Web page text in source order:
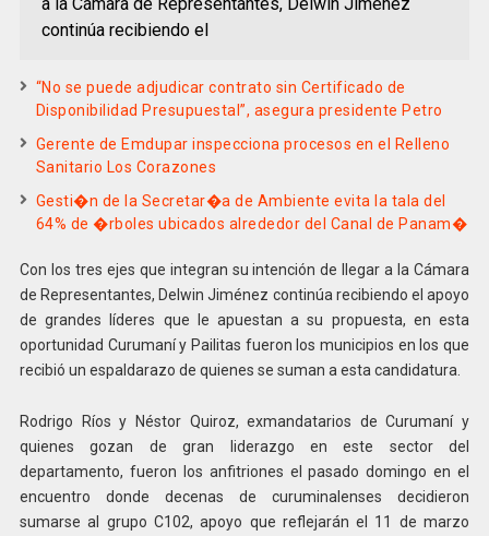
continúa recibiendo el
“No se puede adjudicar contrato sin Certificado de
Disponibilidad Presupuestal”, asegura presidente Petro
Gerente de Emdupar inspecciona procesos en el Relleno
Sanitario Los Corazones
Gesti�n de la Secretar�a de Ambiente evita la tala del
64% de �rboles ubicados alrededor del Canal de Panam�
Con los tres ejes que integran su intención de llegar a la Cámara
de Representantes, Delwin Jiménez continúa recibiendo el apoyo
de grandes líderes que le apuestan a su propuesta, en esta
oportunidad Curumaní y Pailitas fueron los municipios en los que
recibió un espaldarazo de quienes se suman a esta candidatura.
Rodrigo Ríos y Néstor Quiroz, exmandatarios de Curumaní y
quienes gozan de gran liderazgo en este sector del
departamento, fueron los anfitriones el pasado domingo en el
encuentro donde decenas de curuminalenses decidieron
sumarse al grupo C102, apoyo que reflejarán el 11 de marzo